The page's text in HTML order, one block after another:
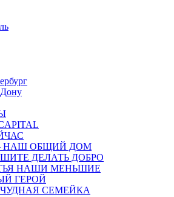
НАШ ОБЩИЙ ДОМ
ДЕЛАТЬ ДОБРО
НАШИ МЕНЬШИЕ
ГЕРОЙ
СЕМЕЙКА